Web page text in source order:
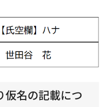
仮名の記載につ